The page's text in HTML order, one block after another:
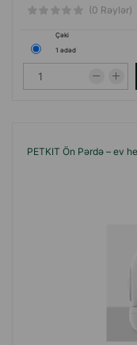
(0 Rəylər)
Çəki
1 ədəd
PETKIT Ön Pərdə – ev